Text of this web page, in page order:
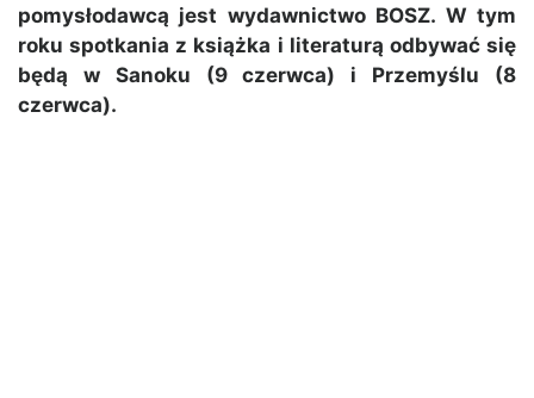
pomysłodawcą jest wydawnictwo BOSZ. W tym
roku spotkania z książka i literaturą odbywać się
będą w Sanoku (9 czerwca) i Przemyślu (8
czerwca).